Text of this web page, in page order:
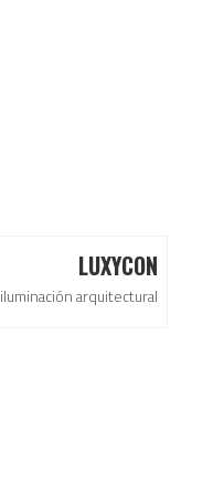
LUXYCON
iluminación arquitectural